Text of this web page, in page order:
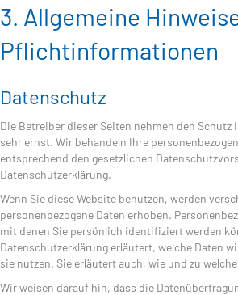
3. Allgemeine
Pflicht­informationen
Datenschutz
Die Betreiber dieser Seiten nehmen den Schutz
sehr ernst. Wir behandeln Ihre
entsprechend den gesetzlichen
Datenschutzerklärung.
Wenn Sie diese Website benutzen, werden
personenbezogene Daten erhoben.
mit denen Sie persönlich identifiziert werden
Datenschutzerklärung erläutert, welche Daten
sie nutzen. Sie erläutert auch, wie und zu
Wir weisen darauf hin, dass die